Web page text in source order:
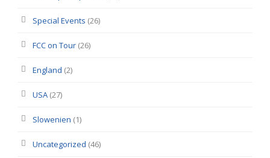
Special Events (26)
FCC on Tour (26)
England (2)
USA (27)
Slowenien (1)
Uncategorized (46)